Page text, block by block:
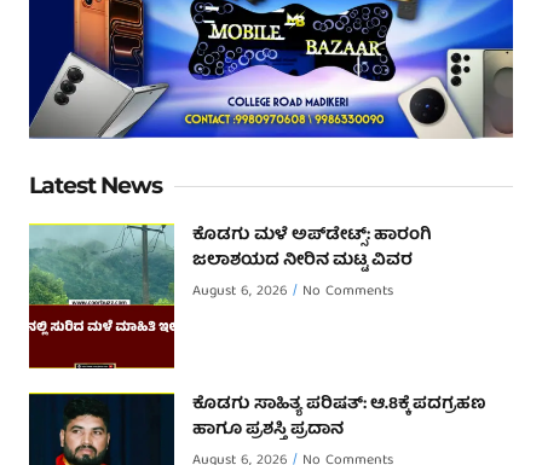
Latest News
ಕೊಡಗು ಮಳೆ ಅಪ್‌ಡೇಟ್ಸ್: ಹಾರಂಗಿ
ಜಲಾಶಯದ ನೀರಿನ ಮಟ್ಟ ವಿವರ
August 6, 2026 No Comments
ಕೊಡಗು ಸಾಹಿತ್ಯ ಪರಿಷತ್: ಆ.8ಕ್ಕೆ ಪದಗ್ರಹಣ
ಹಾಗೂ ಪ್ರಶಸ್ತಿ ಪ್ರದಾನ